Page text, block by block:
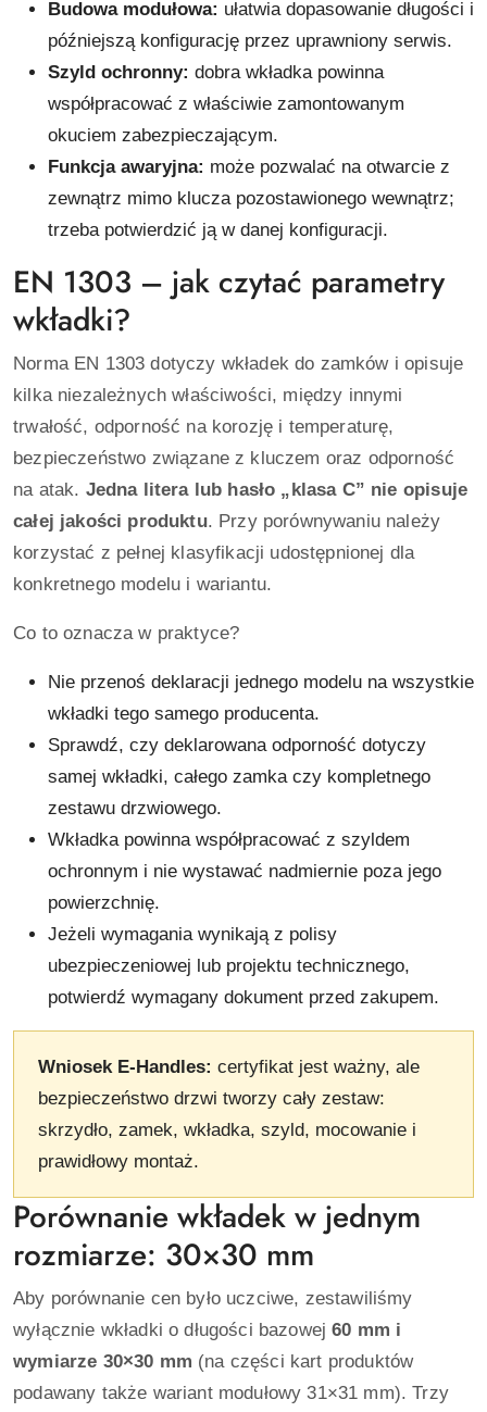
Budowa modułowa: ułatwia dopasowanie długości i
późniejszą konfigurację przez uprawniony serwis.
Szyld ochronny: dobra wkładka powinna
współpracować z właściwie zamontowanym
okuciem zabezpieczającym.
Funkcja awaryjna: może pozwalać na otwarcie z
zewnątrz mimo klucza pozostawionego wewnątrz;
trzeba potwierdzić ją w danej konfiguracji.
EN 1303 – jak czytać parametry
wkładki?
Norma EN 1303 dotyczy wkładek do zamków i opisuje
kilka niezależnych właściwości, między innymi
trwałość, odporność na korozję i temperaturę,
bezpieczeństwo związane z kluczem oraz odporność
na atak. Jedna litera lub hasło „klasa C” nie opisuje
całej jakości produktu. Przy porównywaniu należy
korzystać z pełnej klasyfikacji udostępnionej dla
konkretnego modelu i wariantu.
Co to oznacza w praktyce?
Nie przenoś deklaracji jednego modelu na wszystkie
wkładki tego samego producenta.
Sprawdź, czy deklarowana odporność dotyczy
samej wkładki, całego zamka czy kompletnego
zestawu drzwiowego.
Wkładka powinna współpracować z szyldem
ochronnym i nie wystawać nadmiernie poza jego
powierzchnię.
Jeżeli wymagania wynikają z polisy
ubezpieczeniowej lub projektu technicznego,
potwierdź wymagany dokument przed zakupem.
Wniosek E-Handles: certyfikat jest ważny, ale
bezpieczeństwo drzwi tworzy cały zestaw:
skrzydło, zamek, wkładka, szyld, mocowanie i
prawidłowy montaż.
Porównanie wkładek w jednym
rozmiarze: 30×30 mm
Aby porównanie cen było uczciwe, zestawiliśmy
wyłącznie wkładki o długości bazowej60 mm i
wymiarze 30×30 mm (na części kart produktów
podawany także wariant modułowy 31×31 mm). Trzy